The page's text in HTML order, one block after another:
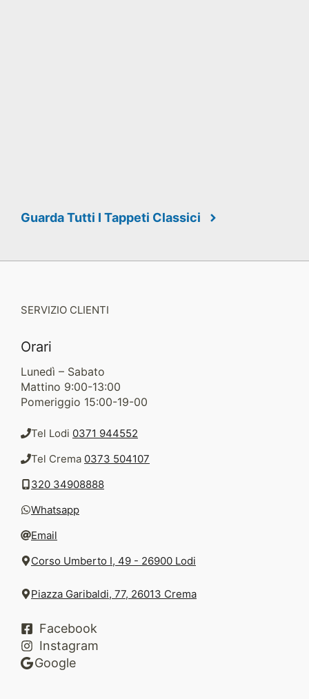
Guarda Tutti I Tappeti Classici
SERVIZIO CLIENTI
Orari
Lunedì – Sabato
Mattino 9:00-13:00
Pomeriggio 15:00-19-00
Tel Lodi 0371 944552
Tel Crema 0373 504107
320 34908888
Whatsapp
Email
Corso Umberto I, 49 - 26900 Lodi
Piazza Garibaldi, 77, 26013 Crema
Facebook
Instagram
Google